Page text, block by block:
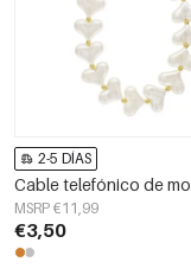
2-5 DÍAS
MSRP €11,99
€3,50